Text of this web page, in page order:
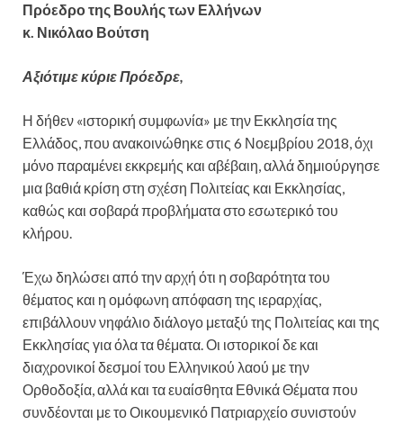
Πρόεδρο της Βουλής των Ελλήνων
κ. Νικόλαο Βούτση
Αξιότιμε κύριε Πρόεδρε,
Η δήθεν «ιστορική συμφωνία» με την Εκκλησία της
Ελλάδος, που ανακοινώθηκε στις 6 Νοεμβρίου 2018, όχι
μόνο παραμένει εκκρεμής και αβέβαιη, αλλά δημιούργησε
μια βαθιά κρίση στη σχέση Πολιτείας και Εκκλησίας,
καθώς και σοβαρά προβλήματα στο εσωτερικό του
κλήρου.
Έχω δηλώσει από την αρχή ότι η σοβαρότητα του
θέματος και η ομόφωνη απόφαση της ιεραρχίας,
επιβάλλουν νηφάλιο διάλογο μεταξύ της Πολιτείας και της
Εκκλησίας για όλα τα θέματα. Οι ιστορικοί δε και
διαχρονικοί δεσμοί του Ελληνικού λαού με την
Ορθοδοξία, αλλά και τα ευαίσθητα Εθνικά Θέματα που
συνδέονται με το Οικουμενικό Πατριαρχείο συνιστούν